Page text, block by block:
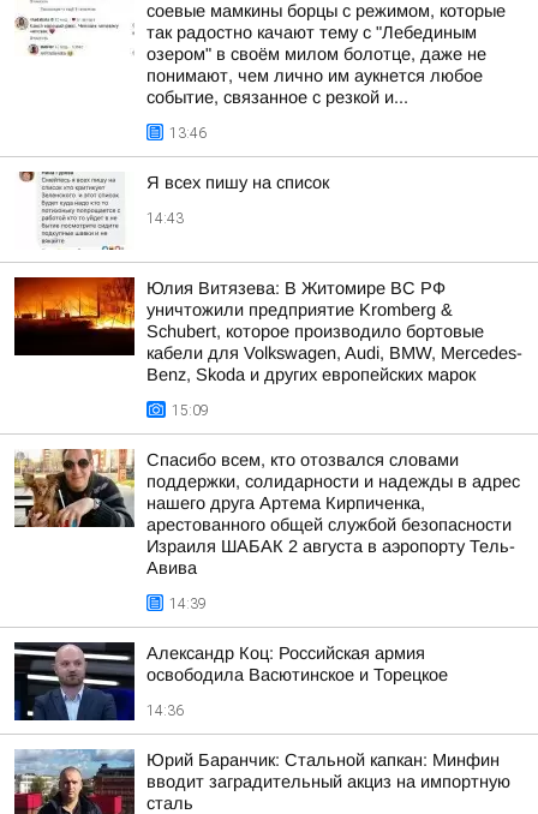
соевые мамкины борцы с режимом, которые
так радостно качают тему с "Лебединым
озером" в своём милом болотце, даже не
понимают, чем лично им аукнется любое
событие, связанное с резкой и...
13:46
Я всех пишу на список
14:43
Юлия Витязева: В Житомире ВС РФ
уничтожили предприятие Kromberg &
Schubert, которое производило бортовые
кабели для Volkswagen, Audi, BMW, Mercedes-
Benz, Skoda и других европейских марок
15:09
Спасибо всем, кто отозвался словами
поддержки, солидарности и надежды в адрес
нашего друга Артема Кирпиченка,
арестованного общей службой безопасности
Израиля ШАБАК 2 августа в аэропорту Тель-
Авива
14:39
Александр Коц: Российская армия
освободила Васютинское и Торецкое
14:36
Юрий Баранчик: Стальной капкан: Минфин
вводит заградительный акциз на импортную
сталь